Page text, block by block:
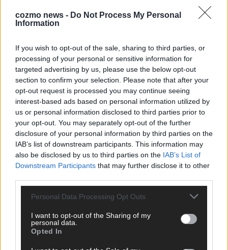
cozmo news - Do Not Process My Personal
Information
If you wish to opt-out of the sale, sharing to third parties, or
processing of your personal or sensitive information for
targeted advertising by us, please use the below opt-out
section to confirm your selection. Please note that after your
opt-out request is processed you may continue seeing
interest-based ads based on personal information utilized by
us or personal information disclosed to third parties prior to
your opt-out. You may separately opt-out of the further
disclosure of your personal information by third parties on the
IAB’s list of downstream participants. This information may
also be disclosed by us to third parties on the IAB’s List of
Downstream Participants that may further disclose it to other
Personal Data Processing Opt Outs
I want to opt-out of the Sharing of my
personal data.
Opted In
CHECK UNS AUF FACEBOOK
AD